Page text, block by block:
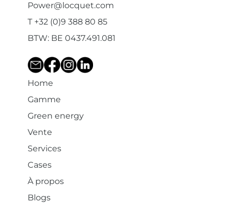
Power@locquet.com
T +32 (0)9 388 80 85
BTW: BE 0437.491.081
Home
Gamme
Green energy
Vente
Services
Cases
À propos
Blogs